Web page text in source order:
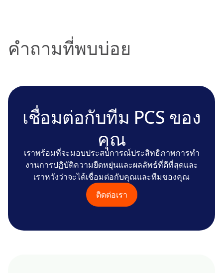
คําถามที่พบบ่อย
เชื่อมต่อกับทีม PCS ของ
คุณ
เราพร้อมที่จะมอบประสบการณ์ประสิทธิภาพการทํา
งานการปฏิบัติความยืดหยุ่นและผลลัพธ์ที่ดีที่สุดและ
เราหวังว่าจะได้เชื่อมต่อกับคุณและทีมของคุณ
ติดต่อเรา